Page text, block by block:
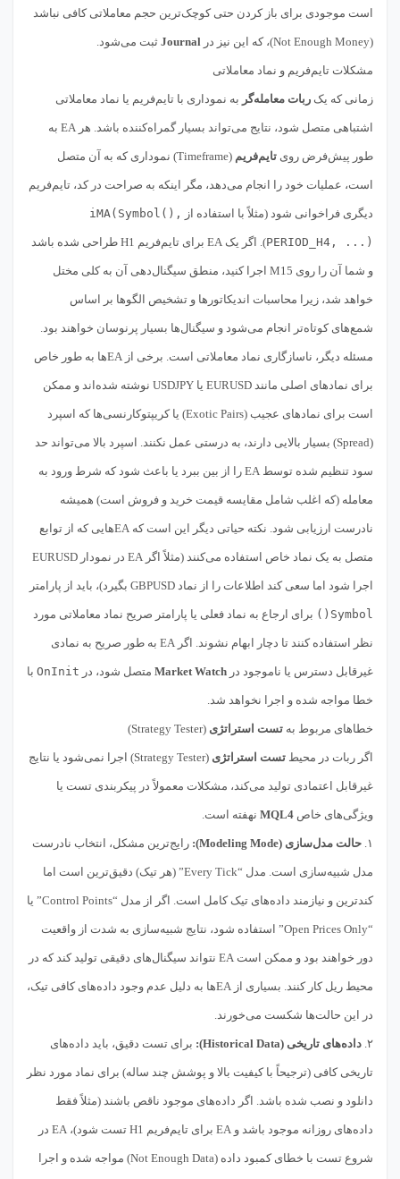
است موجودی برای باز کردن حتی کوچک‌ترین حجم معاملاتی کافی نباشد
(Not Enough Money)، که این نیز در Journal ثبت می‌شود.
مشکلات تایم‌فریم و نماد معاملاتی
زمانی که یک ربات معامله‌گر به نموداری با تایم‌فریم یا نماد معاملاتی
اشتباهی متصل شود، نتایج می‌تواند بسیار گمراه‌کننده باشد. هر EA به
طور پیش‌فرض روی تایم‌فریم (Timeframe) نموداری که به آن متصل
است، عملیات خود را انجام می‌دهد، مگر اینکه به صراحت در کد، تایم‌فریم
دیگری فراخوانی شود (مثلاً با استفاده از iMA(Symbol(),
PERIOD_H4, ...) ). اگر یک EA برای تایم‌فریم H1 طراحی شده باشد
و شما آن را روی M15 اجرا کنید، منطق سیگنال‌دهی آن به کلی مختل
خواهد شد، زیرا محاسبات اندیکاتورها و تشخیص الگوها بر اساس
شمع‌های کوتاه‌تر انجام می‌شود و سیگنال‌ها بسیار پرنوسان خواهند بود.
مسئله دیگر، ناسازگاری نماد معاملاتی است. برخی از EAها به طور خاص
برای نمادهای اصلی مانند EURUSD یا USDJPY نوشته شده‌اند و ممکن
است برای نمادهای عجیب (Exotic Pairs) یا کریپتوکارنسی‌ها که اسپرد
(Spread) بسیار بالایی دارند، به درستی عمل نکنند. اسپرد بالا می‌تواند حد
سود تنظیم شده توسط EA را از بین ببرد یا باعث شود که شرط ورود به
معامله (که اغلب شامل مقایسه قیمت خرید و فروش است) همیشه
نادرست ارزیابی شود. نکته حیاتی دیگر این است که EAهایی که از توابع
متصل به یک نماد خاص استفاده می‌کنند (مثلاً اگر EA در نمودار EURUSD
اجرا شود اما سعی کند اطلاعات را از نماد GBPUSD بگیرد)، باید از پارامتر
Symbol() برای ارجاع به نماد فعلی یا پارامتر صریح نماد معاملاتی مورد
نظر استفاده کنند تا دچار ابهام نشوند. اگر EA به طور صریح به نمادی
غیرقابل دسترس یا ناموجود در Market Watch متصل شود، در OnInit با
خطا مواجه شده و اجرا نخواهد شد.
خطاهای مربوط به تست استراتژی (Strategy Tester)
اگر ربات در محیط تست استراتژی (Strategy Tester) اجرا نمی‌شود یا نتایج
غیرقابل اعتمادی تولید می‌کند، مشکلات معمولاً در پیکربندی تست یا
ویژگی‌های خاص MQL4 نهفته است.
۱. حالت مدل‌سازی (Modeling Mode): رایج‌ترین مشکل، انتخاب نادرست
مدل شبیه‌سازی است. مدل “Every Tick” (هر تیک) دقیق‌ترین است اما
کندترین و نیازمند داده‌های تیک کامل است. اگر از مدل “Control Points” یا
“Open Prices Only” استفاده شود، نتایج شبیه‌سازی به شدت از واقعیت
دور خواهند بود و ممکن است EA نتواند سیگنال‌های دقیقی تولید کند که در
محیط ریل کار کنند. بسیاری از EAها به دلیل عدم وجود داده‌های کافی تیک،
در این حالت‌ها شکست می‌خورند.
۲. داده‌های تاریخی (Historical Data): برای تست دقیق، باید داده‌های
تاریخی کافی (ترجیحاً با کیفیت بالا و پوشش چند ساله) برای نماد مورد نظر
دانلود و نصب شده باشد. اگر داده‌های موجود ناقص باشند (مثلاً فقط
داده‌های روزانه موجود باشد و EA برای تایم‌فریم H1 تست شود)، EA در
شروع تست با خطای کمبود داده (Not Enough Data) مواجه شده و اجرا